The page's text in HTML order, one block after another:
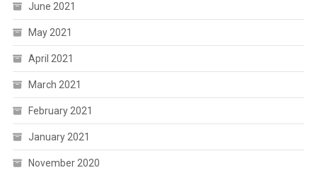
June 2021
May 2021
April 2021
March 2021
February 2021
January 2021
November 2020